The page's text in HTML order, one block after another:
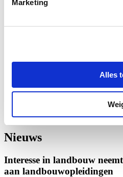
Marketing
Alles
basis van feiten en
"Het onderzoek moet er snel
alles zelf vanuit Vlaanderen, maar
belangrijke tools. Denk aan het
algoritmewijsheid. Ik hoop dat u
aanbevelingen uit onze
Bekijk de volledige tussenkomst
Nieuws
Interesse in landbouw
aan landbouwopleidingen